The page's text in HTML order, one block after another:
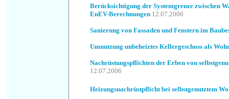
Berücksichtigung der Systemgrenze zwischen
EnEV-Berechnungen 12.07.2006
Sanierung von Fassaden und Fenstern im
Umnutzung unbeheiztes Kellergeschoss als
Nachrüstungspflichten der Erben von
12.07.2006
Heizungsnachrüstpflicht bei selbstgenutztem